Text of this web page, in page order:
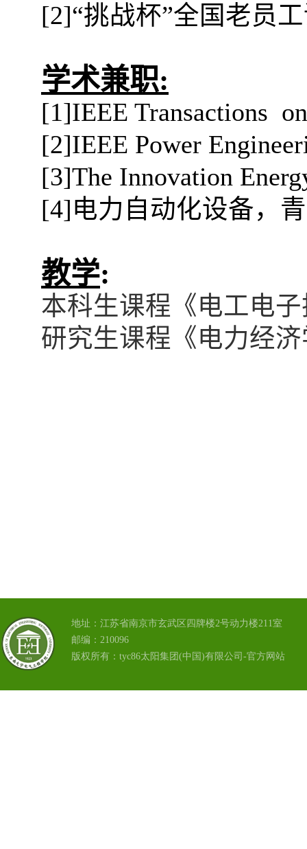
[2]“挑战杯”全国老员
学术兼职:
[1]IEEE Transactions
[2]IEEE Power
[3]The Innovation
[4]电力自动化设备，
教学:
本科生课程《电工电
研究生课程《电力经
地址：江苏省南京市玄武区四牌楼2号动力楼211室
邮编：210096
版权所有：tyc86太阳集团(中国)有限公司-官方网站